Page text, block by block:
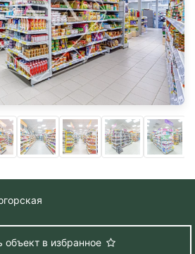
объект в избранное